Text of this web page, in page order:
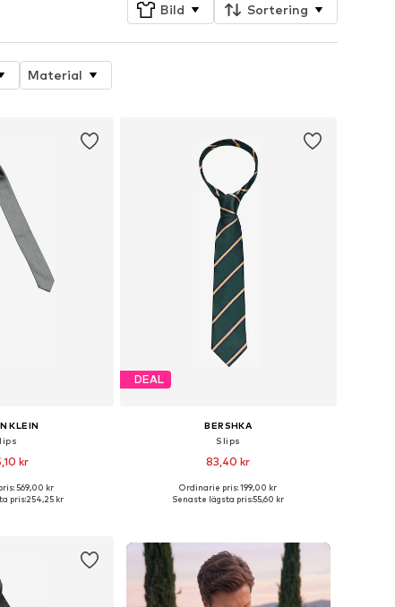
Bild Sortering
Material
KLEIN
kr
+ 1
One Size
569,00 kr
pris:254,25 kr
DEAL
BERSHKA
Slips
83,40 kr
Tillgängliga storlekar: One Size
Ordinarie pris: 199,00 kr
Senaste lägsta pris:55,60 kr